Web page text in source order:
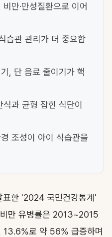
만·만성질환으로 이어
습관 관리가 더 중요합
, 단 음료 줄이기가 핵
과 균형 잡힌 식단이
조성이 아이 식습관을
한 '2024 국민건강통계'
만 유병률은 2013~2015
로 약 56% 급증하며